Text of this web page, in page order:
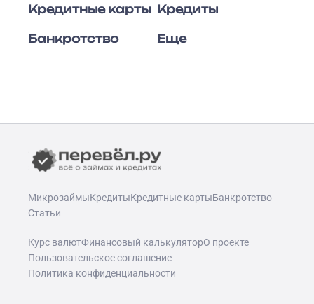
Кредитные карты Кредиты
Банкротство Еще
МикрозаймыКредитыКредитные картыБанкротство
Статьи
Курс валютФинансовый калькуляторО проекте
Пользовательское соглашение
Политика конфиденциальности